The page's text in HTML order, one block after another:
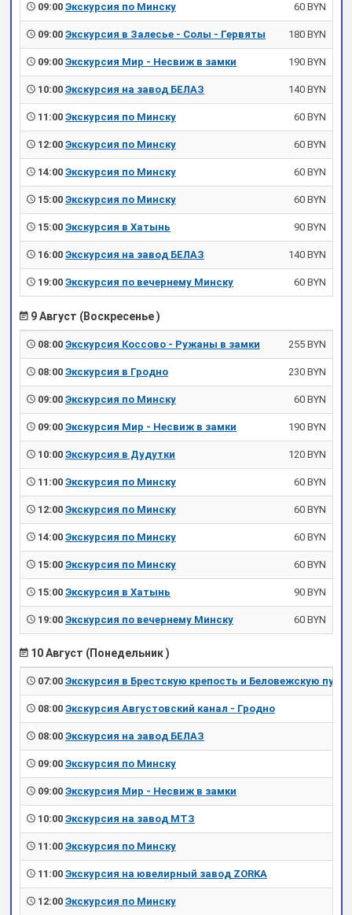
09:00 Экскурсия по Минску 60 BYN
09:00 Экскурсия в Залесье - Солы - Гервяты 180 BYN
09:00 Экскурсия Мир - Несвиж в замки 190 BYN
10:00 Экскурсия на завод БЕЛАЗ 140 BYN
11:00 Экскурсия по Минску 60 BYN
12:00 Экскурсия по Минску 60 BYN
14:00 Экскурсия по Минску 60 BYN
15:00 Экскурсия по Минску 60 BYN
15:00 Экскурсия в Хатынь 90 BYN
16:00 Экскурсия на завод БЕЛАЗ 140 BYN
19:00 Экскурсия по вечернему Минску 60 BYN
9 Август (Воскресенье )
08:00 Экскурсия Коссово - Ружаны в замки 255 BYN
08:00 Экскурсия в Гродно 230 BYN
09:00 Экскурсия по Минску 60 BYN
09:00 Экскурсия Мир - Несвиж в замки 190 BYN
10:00 Экскурсия в Дудутки 120 BYN
11:00 Экскурсия по Минску 60 BYN
12:00 Экскурсия по Минску 60 BYN
14:00 Экскурсия по Минску 60 BYN
15:00 Экскурсия по Минску 60 BYN
15:00 Экскурсия в Хатынь 90 BYN
19:00 Экскурсия по вечернему Минску 60 BYN
10 Август (Понедельник )
07:00 Экскурсия в Брестскую крепость и Беловежскую пущу
08:00 Экскурсия Августовский канал - Гродно
08:00 Экскурсия на завод БЕЛАЗ
09:00 Экскурсия по Минску
09:00 Экскурсия Мир - Несвиж в замки
10:00 Экскурсия на завод МТЗ
11:00 Экскурсия по Минску
11:00 Экскурсия на ювелирный завод ZORKA
12:00 Экскурсия по Минску